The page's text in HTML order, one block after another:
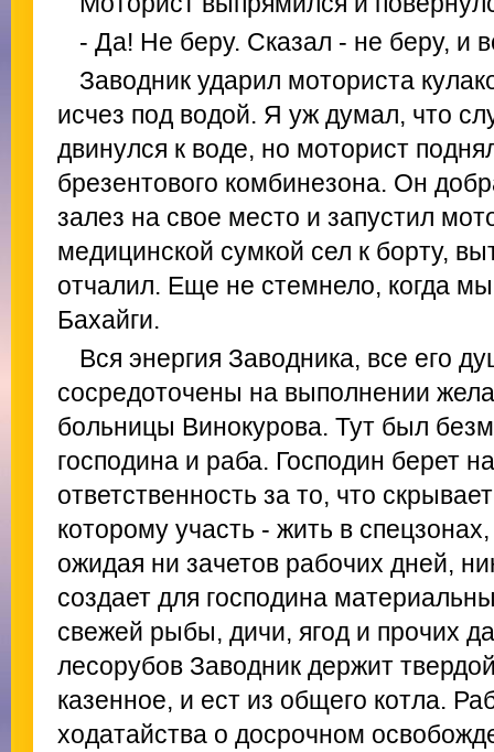
- Да! Не беру. Сказал - не беру, и
Заводник ударил моториста
исчез под водой. Я уж думал, что
двинулся к воде, но моторист
брезентового комбинезона. Он
залез на свое место и запустил
медицинской сумкой сел к борту,
отчалил. Еще не стемнело, когда
Бахайги.
Вся энергия Заводника, все его
сосредоточены на выполнении
больницы Винокурова. Тут был
господина и раба. Господин берет
ответственность за то, что
которому участь - жить в
ожидая ни зачетов рабочих дней,
создает для господина
свежей рыбы, дичи, ягод и прочих
лесорубов Заводник держит
казенное, и ест из общего котла.
ходатайства о досрочном